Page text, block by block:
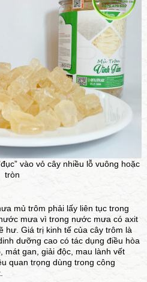
vào vỏ cây nhiều lỗ vuông hoặc
tròn
mủ trôm phải lấy liên tục trong
mưa vì trong nước mưa có axit
hư. Giá trị kinh tế của cây trôm là
dưỡng cao có tác dụng điều hòa
mát gan, giải độc, mau lành vết
quan trọng dùng trong công